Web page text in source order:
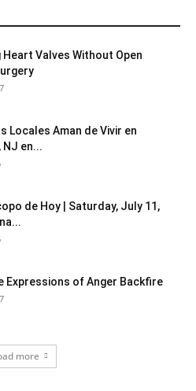
Heart Valves Without Open
Locales Aman de Vivir en
NJ en...
de Hoy | Saturday, July 11,
Expressions of Anger Backfire
more